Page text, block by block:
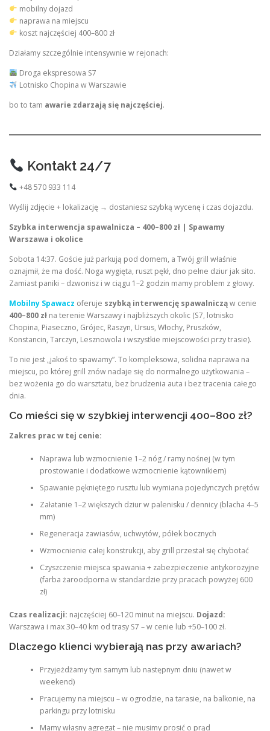
mobilny dojazd
naprawa na miejscu
koszt najczęściej 400–800 zł
Działamy szczególnie intensywnie w rejonach:
Droga ekspresowa S7
Lotnisko Chopina w Warszawie
bo to tam awarie zdarzają się najczęściej.
Kontakt 24/7
+48 570 933 114
Wyślij zdjęcie + lokalizację → dostaniesz szybką wycenę i czas dojazdu.
Szybka interwencja spawalnicza – 400–800 zł | Spawamy
Warszawa i okolice
Sobota 14:37. Goście już parkują pod domem, a Twój grill właśnie
oznajmił, że ma dość. Noga wygięta, ruszt pękł, dno pełne dziur jak sito.
Zamiast paniki – dzwonisz i w ciągu 1–2 godzin mamy problem z głowy.
Mobilny Spawacz oferuje szybką interwencję spawalnicząw cenie
400–800 zł na terenie Warszawy i najbliższych okolic (S7, lotnisko
Chopina, Piaseczno, Grójec, Raszyn, Ursus, Włochy, Pruszków,
Konstancin, Tarczyn, Lesznowola i wszystkie miejscowości przy trasie).
To nie jest „jakoś to spawamy”. To kompleksowa, solidna naprawa na
miejscu, po której grill znów nadaje się do normalnego użytkowania –
bez wożenia go do warsztatu, bez brudzenia auta i bez tracenia całego
dnia.
Co mieści się w szybkiej interwencji 400–800 zł?
Zakres prac w tej cenie:
Naprawa lub wzmocnienie 1–2 nóg / ramy nośnej (w tym
prostowanie i dodatkowe wzmocnienie kątownikiem)
Spawanie pękniętego rusztu lub wymiana pojedynczych prętów
Załatanie 1–2 większych dziur w palenisku / dennicy (blacha 4–5
mm)
Regeneracja zawiasów, uchwytów, półek bocznych
Wzmocnienie całej konstrukcji, aby grill przestał się chybotać
Czyszczenie miejsca spawania + zabezpieczenie antykorozyjne
(farba żaroodporna w standardzie przy pracach powyżej 600
zł)
Czas realizacji: najczęściej 60–120 minut na miejscu. Dojazd:
Warszawa i max 30–40 km od trasy S7 – w cenie lub +50–100 zł.
Dlaczego klienci wybierają nas przy awariach?
Przyjeżdżamy tym samym lub następnym dniu (nawet w
weekend)
Pracujemy na miejscu – w ogrodzie, na tarasie, na balkonie, na
parkingu przy lotnisku
Mamy własny agregat – nie musimy prosić o prąd